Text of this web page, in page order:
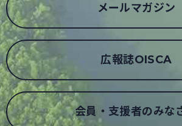
メールマガジン
広報誌OISCA
会員・支援者のみな